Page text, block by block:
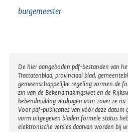
burgemeester
Disclaimer
De hier aangeboden pdf-bestanden van
Tractatenblad, provinciaal blad,
gemeenschappelijke regeling vormen de
zin van de Bekendmakingswet en de
bekendmaking verdragen voor zover ze
Voor pdf-publicaties van vóór deze datum
vorm uitgegeven bladen formele status
elektronische versies daarvan worden bij